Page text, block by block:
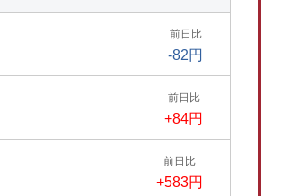
前日比
-82円
前日比
+84円
前日比
+583円